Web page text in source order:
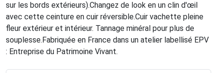
sur les bords extérieurs).Changez de look en un clin d'œil
avec cette ceinture en cuir réversible.Cuir vachette pleine
fleur extérieur et intérieur. Tannage minéral pour plus de
souplesse.Fabriquée en France dans un atelier labellisé EPV
: Entreprise du Patrimoine Vivant.